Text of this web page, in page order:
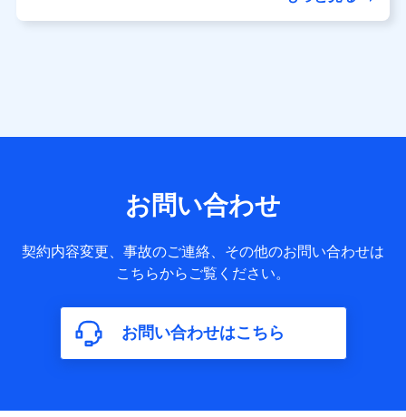
当社又は株式会社NTTドコモが提供する保険関連サービスに
送信履歴などの情報）が含まれます。
約に関する情報。例として、保険契約者及び被保険者の氏
名、住所、生年月日、性別、保険契約者と被保険者の関係、
保険加入の目的、保険商品の内容、保険料、保険料のお支払
年数などの情報、ペットの種類や年齢などの情報などが含ま
れます。
【共同して利用する者の範囲】
株式会社NTTドコモ
お問い合わせ
契約内容変更、事故のご連絡、その他のお問い合わせは
こちらからご覧ください。
お問い合わせはこちら